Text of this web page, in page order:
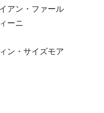
アン・ファール
ーニ
ン・サイズモア